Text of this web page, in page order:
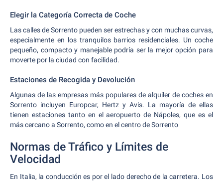
Elegir la Categoría Correcta de Coche
Las calles de Sorrento pueden ser estrechas y con muchas curvas,
especialmente en los tranquilos barrios residenciales. Un coche
pequeño, compacto y manejable podría ser la mejor opción para
moverte por la ciudad con facilidad.
Estaciones de Recogida y Devolución
Algunas de las empresas más populares de alquiler de coches en
Sorrento incluyen Europcar, Hertz y Avis. La mayoría de ellas
tienen estaciones tanto en el aeropuerto de Nápoles, que es el
más cercano a Sorrento, como en el centro de Sorrento
Normas de Tráfico y Límites de
Velocidad
En Italia, la conducción es por el lado derecho de la carretera. Los